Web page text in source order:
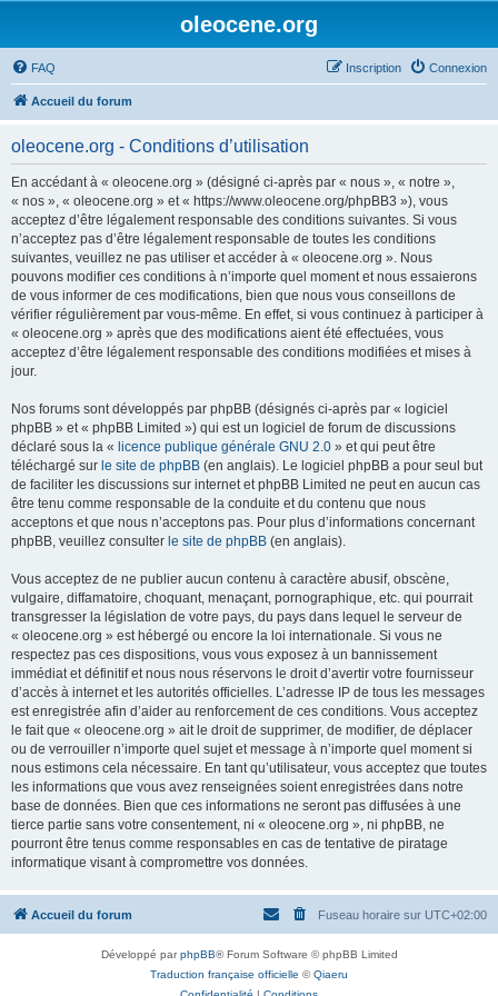
oleocene.org
FAQ Connexion
Inscription
Accueil du forum
oleocene.org - Conditions d’utilisation
En accédant à « oleocene.org » (désigné ci-après par « nous », « notre »,
« nos », « oleocene.org » et « https://www.oleocene.org/phpBB3 »), vous
acceptez d’être légalement responsable des conditions suivantes. Si vous
n’acceptez pas d’être légalement responsable de toutes les conditions
suivantes, veuillez ne pas utiliser et accéder à « oleocene.org ». Nous
pouvons modifier ces conditions à n’importe quel moment et nous essaierons
de vous informer de ces modifications, bien que nous vous conseillons de
vérifier régulièrement par vous-même. En effet, si vous continuez à participer à
« oleocene.org » après que des modifications aient été effectuées, vous
acceptez d’être légalement responsable des conditions modifiées et mises à
jour.
Nos forums sont développés par phpBB (désignés ci-après par « logiciel
phpBB » et « phpBB Limited ») qui est un logiciel de forum de discussions
déclaré sous la « licence publique générale GNU 2.0 » et qui peut être
téléchargé sur le site de phpBB (en anglais). Le logiciel phpBB a pour seul but
de faciliter les discussions sur internet et phpBB Limited ne peut en aucun cas
être tenu comme responsable de la conduite et du contenu que nous
acceptons et que nous n’acceptons pas. Pour plus d’informations concernant
phpBB, veuillez consulter le site de phpBB (en anglais).
Vous acceptez de ne publier aucun contenu à caractère abusif, obscène,
vulgaire, diffamatoire, choquant, menaçant, pornographique, etc. qui pourrait
transgresser la législation de votre pays, du pays dans lequel le serveur de
« oleocene.org » est hébergé ou encore la loi internationale. Si vous ne
respectez pas ces dispositions, vous vous exposez à un bannissement
immédiat et définitif et nous nous réservons le droit d’avertir votre fournisseur
d’accès à internet et les autorités officielles. L’adresse IP de tous les messages
est enregistrée afin d’aider au renforcement de ces conditions. Vous acceptez
le fait que « oleocene.org » ait le droit de supprimer, de modifier, de déplacer
ou de verrouiller n’importe quel sujet et message à n’importe quel moment si
nous estimons cela nécessaire. En tant qu’utilisateur, vous acceptez que toutes
les informations que vous avez renseignées soient enregistrées dans notre
base de données. Bien que ces informations ne seront pas diffusées à une
tierce partie sans votre consentement, ni « oleocene.org », ni phpBB, ne
pourront être tenus comme responsables en cas de tentative de piratage
informatique visant à compromettre vos données.
Accueil du forum Fuseau horaire sur UTC+02:00
Développé parphpBB® Forum Software © phpBB Limited
Traduction française officielle ©Qiaeru